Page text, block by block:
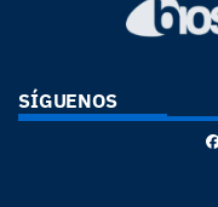
SÍGUENOS